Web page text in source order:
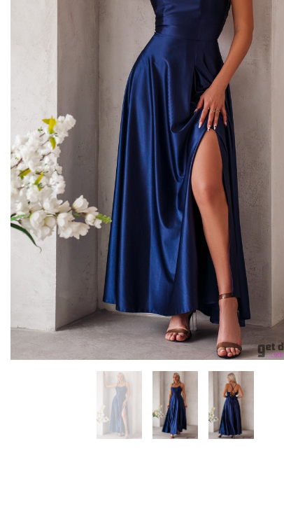
Maxi kleitas
Skater kleitas
Mini kleitas
Adīt kleitas